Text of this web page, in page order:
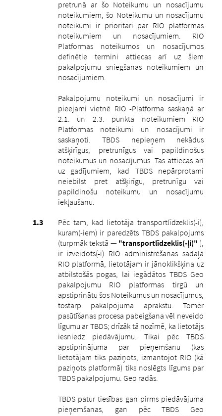
pretrunā ar šo Noteikumu un nosacījumu
noteikumiem, šo Noteikumu un nosacījumu
noteikumi ir prioritāri pār RIO platformas
noteikumiem un nosacījumiem.
RIO
Platformas noteikumos un nosacījumos
definētie termini attiecas arī uz šiem
pakalpojumu sniegšanas noteikumiem un
nosacījumiem.
Pakalpojumu noteikumi un nosacījumi ir
pieejami vietnē RIO -Platforma saskaņā ar
2.1. un 2.3. punkta noteikumiem RIO
Platformas noteikumi un nosacījumi ir
saskaņoti.TBDS nepieņem nekādus
atšķirīgus, pretrunīgus vai papildinošus
noteikumus un nosacījumus. Tas attiecas arī
uz gadījumiem, kad TBDS nepārprotami
neiebilst pret atšķirīgu, pretrunīgu vai
papildinošu noteikumu un nosacījumu
iekļaušanu.
Pēc tam, kad lietotāja transportlīdzeklis(-i),
kuram(-iem) ir paredzēts TBDS pakalpojums
(turpmāk tekstā — "transportlīdzeklis(-ļi)" ),
ir izveidots(-i) RIO administrēšanas sadaļā
RIO platformā, lietotājam ir jānoklikšķina uz
atbilstošās pogas, lai iegādātos TBDS Geo
pakalpojumu RIO platformas tirgū un
apstiprinātu šos Noteikumus un nosacījumus,
tostarp pakalpojuma aprakstu.
Tomēr
pasūtīšanas procesa pabeigšana vēl neveido
līgumu ar TBDS; drīzāk tā nozīmē, ka lietotājs
iesniedz piedāvājumu. Tikai pēc TBDS
apstiprinājuma par pieņemšanu (kas
lietotājam tiks paziņots, izmantojot RIO (kā
paziņots platformā) tiks noslēgts līgums par
TBDS pakalpojumu. Geo radās.
TBDS patur tiesības gan pirms piedāvājuma
pieņemšanas, gan pēc TBDS Geo